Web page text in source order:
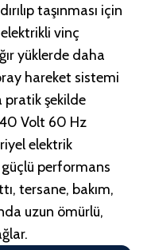
taşınması için
vinç
yüklerde daha
hareket sistemi
pratik şekilde
Volt 60 Hz
elektrik
performans
tersane, bakım,
uzun ömürlü,